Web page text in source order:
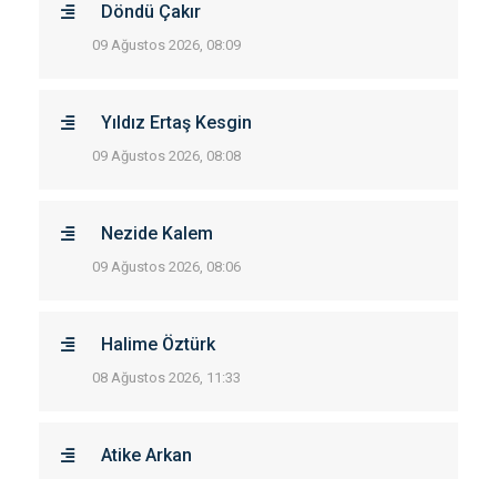
Döndü Çakır
09 Ağustos 2026, 08:09
Yıldız Ertaş Kesgin
09 Ağustos 2026, 08:08
Nezide Kalem
09 Ağustos 2026, 08:06
Halime Öztürk
08 Ağustos 2026, 11:33
Atike Arkan